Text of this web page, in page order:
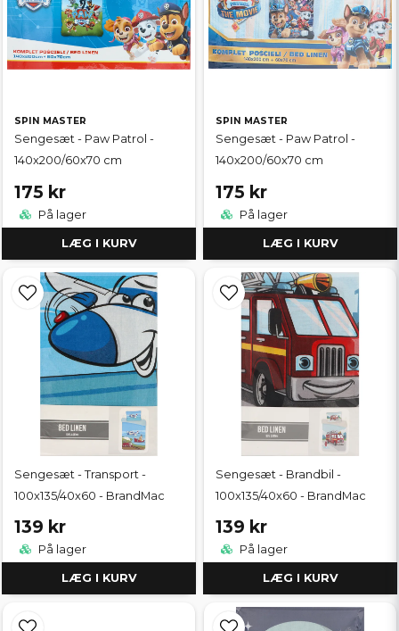
SPIN MASTER
Sengesæt - Paw Patrol -
140x200/60x70 cm
175 kr
På lager
LÆG I KURV
SPIN MASTER
Sengesæt - Paw Patrol -
140x200/60x70 cm
175 kr
På lager
LÆG I KURV
Sengesæt - Transport -
100x135/40x60 - BrandMac
139 kr
På lager
LÆG I KURV
Sengesæt - Brandbil -
100x135/40x60 - BrandMac
139 kr
På lager
LÆG I KURV